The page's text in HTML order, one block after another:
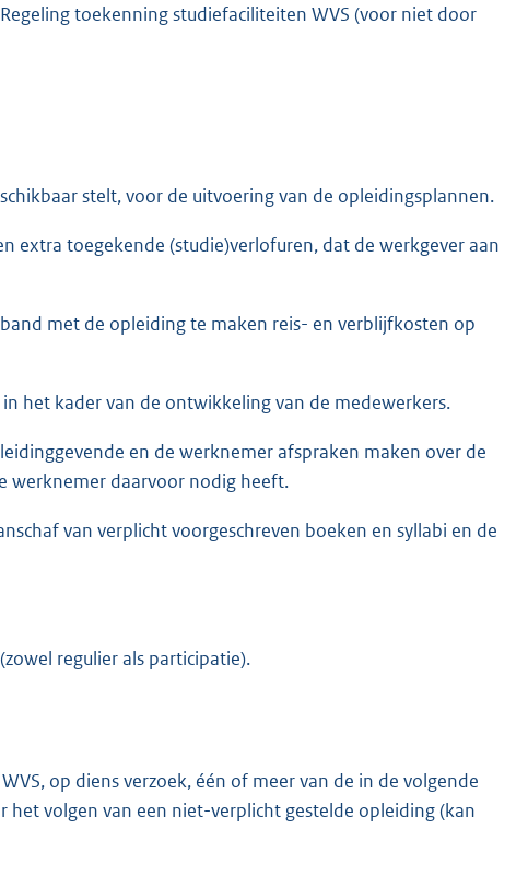
toekenning studiefaciliteiten WVS (voor niet door
stelt, voor de uitvoering van de opleidingsplannen.
extra toegekende (studie)verlofuren, dat de werkgever aan
met de opleiding te maken reis- en verblijfkosten op
het kader van de ontwikkeling van de medewerkers.
en de werknemer afspraken maken over de
werknemer daarvoor nodig heeft.
van verplicht voorgeschreven boeken en syllabi en de
regulier als participatie).
op diens verzoek, één of meer van de in de volgende
volgen van een niet-verplicht gestelde opleiding (kan